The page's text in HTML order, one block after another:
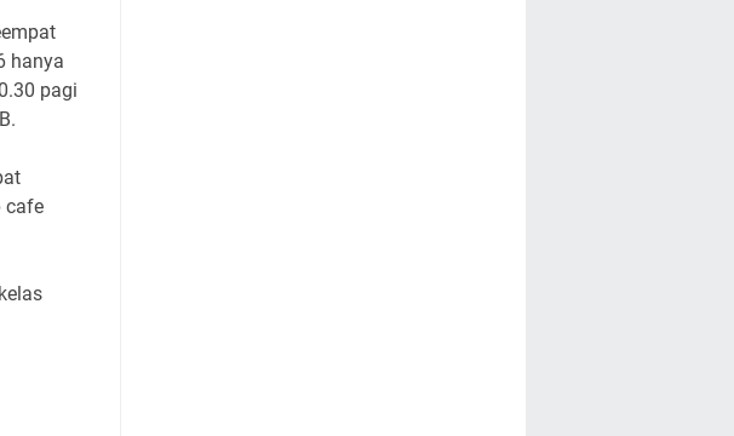
hanya
pagi
cafe